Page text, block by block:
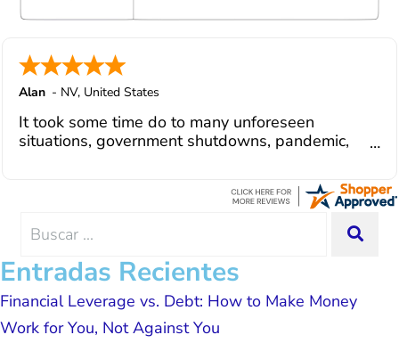
Julio M and Mario have been so helpful
team of professionals who are
courteous, knowledgeable and are
debt management unique to me and my
situation. Each person I have worked
hope. I look forward to better days for
possible because of J Miller, and I am
Alan - NV, United States
It took some time do to many unforeseen
situations, government shutdowns, pandemic,
Search
Entradas Recientes
Financial Leverage vs. Debt: How to Make Money
Work for You, Not Against You